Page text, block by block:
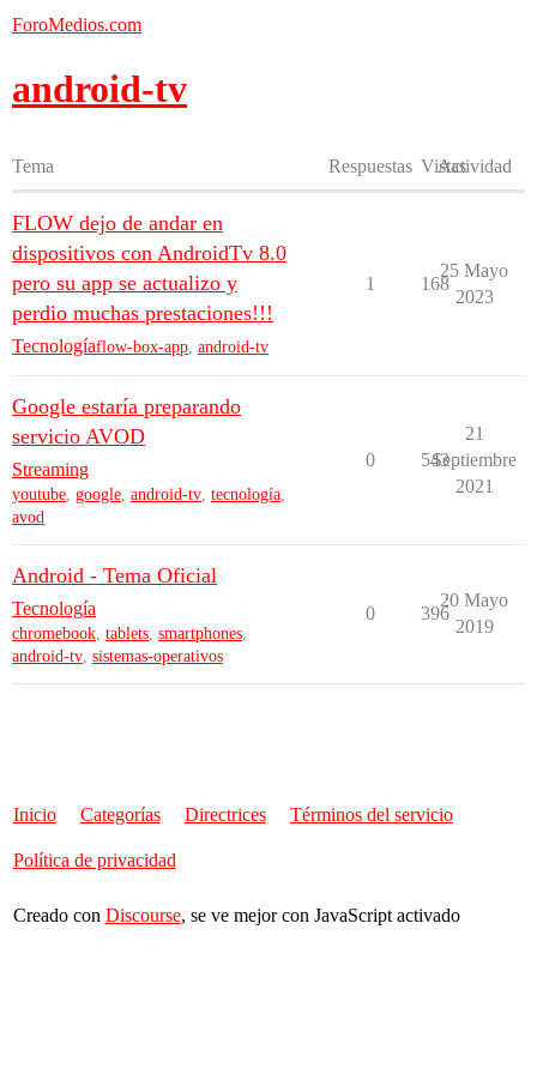
ForoMedios.com
android-tv
Tema Respuestas Vistas
Actividad
FLOW dejo de andar en
dispositivos con AndroidTv 8.0
pero su app se actualizo y
perdio muchas prestaciones!!!
Tecnologíaflow-box-app android-tv
1 168
25 Mayo
2023
Google estaría preparando
servicio AVOD
Streaming
youtube, google, android-tv, tecnología,
avod
0 543
21
Septiembre
2021
Android - Tema Oficial
Tecnología
chromebook, tablets, smartphones,
android-tv, sistemas-operativos
0 396
20 Mayo
2019
Inicio Categorías Directrices Términos del servicio
Política de privacidad
Creado con Discourse, se ve mejor con JavaScript activado